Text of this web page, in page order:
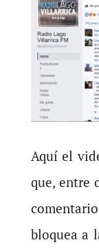
Aquí el
que, entre
bloquea a